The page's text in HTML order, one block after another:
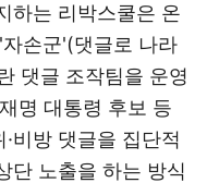
하는 리박스쿨은 온
손군'(댓글로 나라
댓글 조작팀을 운영
명 대통령 후보 등
비방 댓글을 집단적
단 노출을 하는 방식